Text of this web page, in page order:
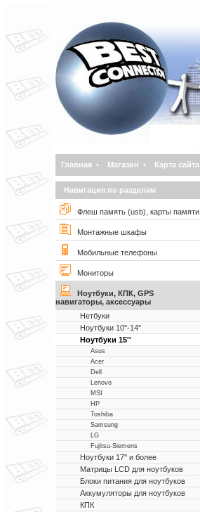
Главная • Магазин • Карта сайта
Навигация по разделам
Флеш память (usb), карты памяти
Монтажные шкафы
Мобильные телефоны
Мониторы
Ноутбуки, КПК, GPS
навигаторы, аксессуары
Нетбуки
Ноутбуки 10''-14''
Ноутбуки 15''
Asus
Acer
Dell
Lenovo
MSI
HP
Toshiba
Samsung
LG
Fujitsu-Siemens
Ноутбуки 17'' и более
Матрицы LCD для ноутбуков
Блоки питания для ноутбуков
Аккумуляторы для ноутбуков
КПК